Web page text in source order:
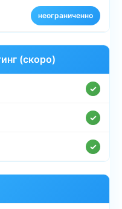
неограниченно
(скоро)
✓
✓
✓